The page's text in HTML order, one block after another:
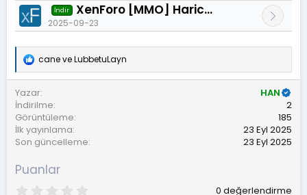
İndir XenForo [MMO] Harici Hesaplar 2.2.0
2025-09-23
T
e
k
i
l
e
r
caneveLubbetuLayn
Yazar
HAN
İndirilme
2
Görüntüleme
185
İlk yayınlama
23 Eyl 2025
Son güncelleme
23 Eyl 2025
Puanlar
0 değerlendirme